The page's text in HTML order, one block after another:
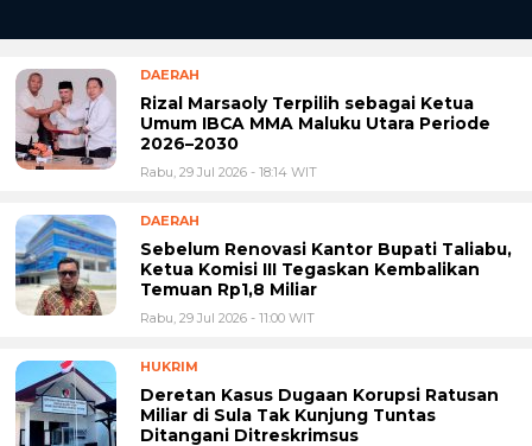
DAERAH
Rizal Marsaoly Terpilih sebagai Ketua
Umum IBCA MMA Maluku Utara Periode
2026–2030
Rabu, 29 Jul 2026 - 18:14 WIT
DAERAH
Sebelum Renovasi Kantor Bupati Taliabu,
Ketua Komisi III Tegaskan Kembalikan
Temuan Rp1,8 Miliar
Rabu, 29 Jul 2026 - 11:00 WIT
HUKRIM
Deretan Kasus Dugaan Korupsi Ratusan
Miliar di Sula Tak Kunjung Tuntas
Ditangani Ditreskrimsus